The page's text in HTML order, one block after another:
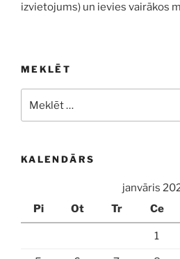
izvietojums) un ievies vairākos
MEKLĒT
KALENDĀRS
janvāris
Pi
Ot Tr Ce
1